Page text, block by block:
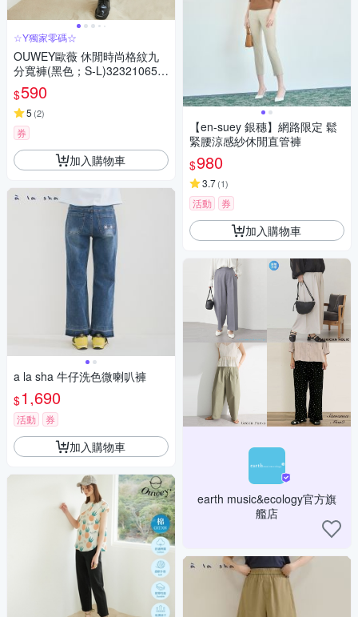
☆Y獨家零碼☆
OUWEY歐薇 休閒時尚格紋九
分寬褲(黑色；S-L)323210650
$590
5 (2)
券
加入購物車
a la sha 牛仔洗色微喇叭褲
$1,690
活動 券
加入購物車
【en-suey 銀穗】網路限定 鬆
緊腰涼感紗休閒直管褲
$980
3.7(1)
活動 券
加入購物車
earth music&ecology官方旗
艦店